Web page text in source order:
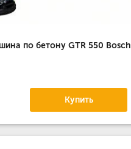
по бетону GTR 550 Bosch
Купить